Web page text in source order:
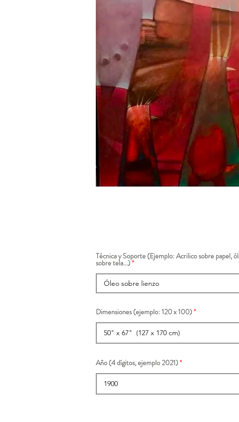
Técnica y Soporte (Ejemplo: Acrilico sobre papel,
sobre tela...)
Dimensiones (ejemplo: 120 x 100)
Año (4 dígitos, ejemplo 2021)